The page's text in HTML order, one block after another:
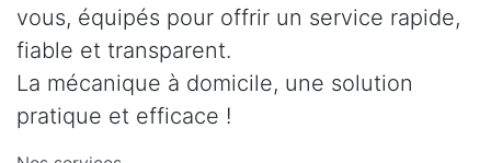
vous, équipés pour offrir un service rapide,
fiable et transparent.
La mécanique à domicile, une solution
pratique et efficace !